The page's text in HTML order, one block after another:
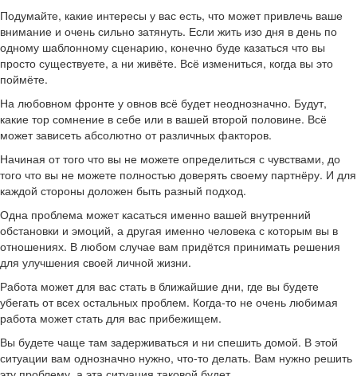
Подумайте, какие интересы у вас есть, что может привлечь ваше
внимание и очень сильно затянуть. Если жить изо дня в день по
одному шаблонному сценарию, конечно буде казаться что вы
просто существуете, а ни живёте. Всё измениться, когда вы это
поймёте.
На любовном фронте у овнов всё будет неоднозначно. Будут,
какие тор сомнение в себе или в вашей второй половине. Всё
может зависеть абсолютно от различных факторов.
Начиная от того что вы не можете определиться с чувствами, до
того что вы не можете полностью доверять своему партнёру. И для
каждой стороны доложен быть разный подход.
Одна проблема может касаться именно вашей внутренний
обстановки и эмоций, а другая именно человека с которым вы в
отношениях. В любом случае вам придётся принимать решения
для улучшения своей личной жизни.
Работа может для вас стать в ближайшие дни, где вы будете
убегать от всех остальных проблем. Когда-то не очень любимая
работа может стать для вас прибежищем.
Вы будете чаще там задерживаться и ни спешить домой. В этой
ситуации вам однозначно нужно, что-то делать. Вам нужно решить